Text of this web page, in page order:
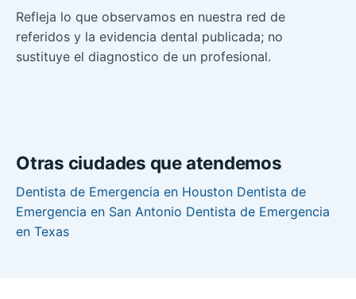
Refleja lo que observamos en nuestra red de
referidos y la evidencia dental publicada; no
sustituye el diagnostico de un profesional.
Otras ciudades que atendemos
Dentista de Emergencia en Houston Dentista de
Emergencia en San Antonio Dentista de Emergencia
en Texas